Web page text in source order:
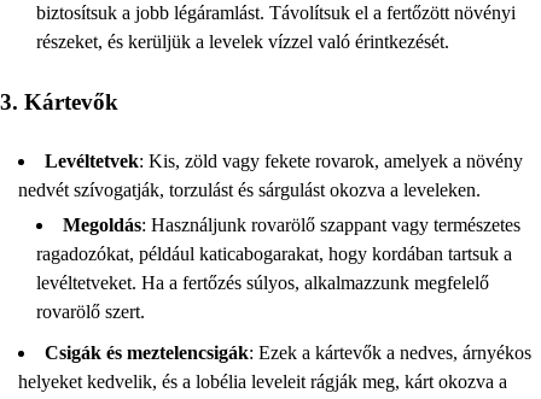
biztosítsuk a jobb légáramlást. Távolítsuk el a fertőzött növényi
részeket, és kerüljük a levelek vízzel való érintkezését.
3. Kártevők
Levéltetvek: Kis, zöld vagy fekete rovarok, amelyek a növény
nedvét szívogatják, torzulást és sárgulást okozva a leveleken.
Megoldás: Használjunk rovarölő szappant vagy természetes
ragadozókat, például katicabogarakat, hogy kordában tartsuk a
levéltetveket. Ha a fertőzés súlyos, alkalmazzunk megfelelő
rovarölő szert.
Csigák és meztelencsigák: Ezek a kártevők a nedves, árnyékos
helyeket kedvelik, és a lobélia leveleit rágják meg, kárt okozva a